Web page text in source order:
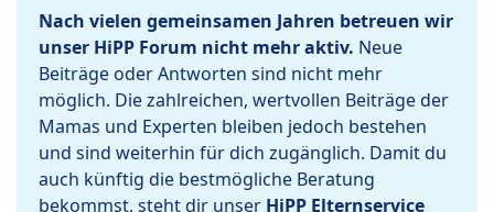
Nach vielen gemeinsamen Jahren betreuen wir
unser HiPP Forum nicht mehr aktiv. Neue
Beiträge oder Antworten sind nicht mehr
möglich. Die zahlreichen, wertvollen Beiträge der
Mamas und Experten bleiben jedoch bestehen
und sind weiterhin für dich zugänglich. Damit du
auch künftig die bestmögliche Beratung
bekommst, steht dir unser HiPP Elternservice